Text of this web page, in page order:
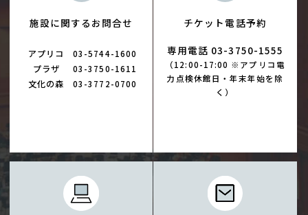
施設に関するお問合せ
アプリコ 03-5744-1600
プラザ 03-3750-1611
文化の森 03-3772-0700
チケット電話予約
専用電話 03-3750-1555
（12:00-17:00 ※アプリコ電
力点検休館日・年末年始を除
く）